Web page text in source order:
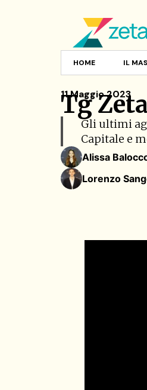
HOME IL
11 Maggio 2023
Tg
Gli ultimi
Capitale e
Alissa
Lorenzo